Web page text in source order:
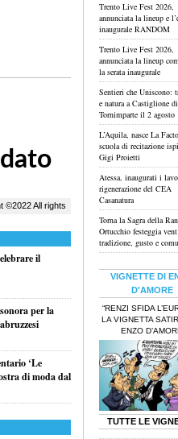
il
per la
‘Le
di moda dal
Trento Live Fest 2026,
annunciata la lineup e
inaugurale RANDOM
Trento Live Fest 2026,
annunciata la lineup
la serata inaugurale
Sentieri che Uniscono:
e natura a Castiglione di
Tornimparte il 2 agosto
L’Aquila, nasce La
scuola di recitazione
Gigi Proietti
Atessa, inaugurati i
rigenerazione del CEA
Casanatura
Torna la Sagra della
Ortucchio festeggia
tradizione, gusto e
VIGNETTE DI
D'AMORE
“RENZI SFIDA
LA VIGNETTA
ENZO
TUTTE LE